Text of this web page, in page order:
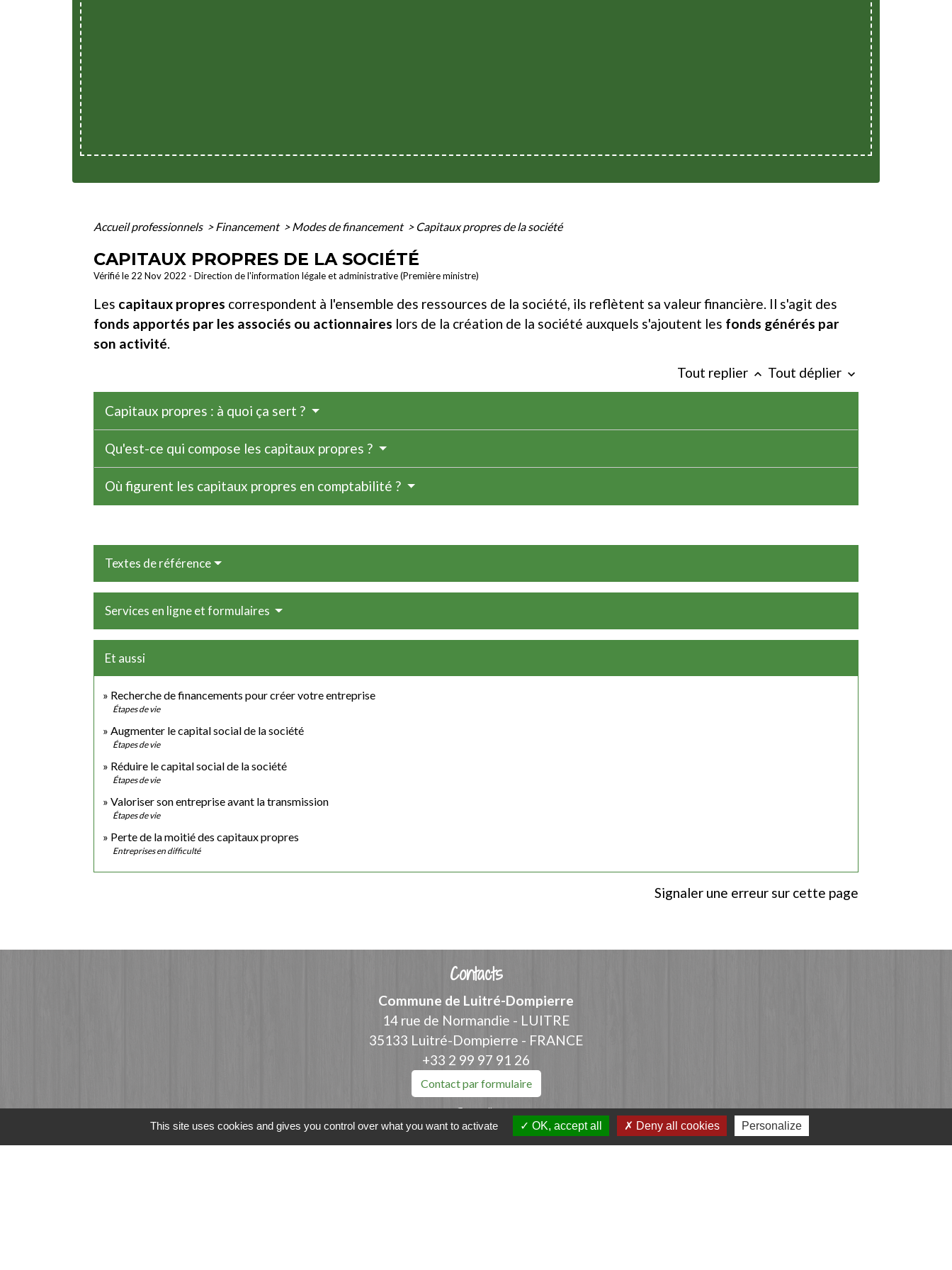
Accueil professionnels > Financement > Modes de financement > Capitaux propres de la société
CAPITAUX PROPRES DE LA SOCIÉTÉ
Vérifié le 22 Nov 2022 - Direction de l'information légale et administrative (Première ministre)
Les capitaux propres correspondent à l'ensemble des ressources de la société, ils reflètent sa valeur financière. Il s'agit des
fonds apportés par les associés ou actionnaires lors de la création de la société auxquels s'ajoutent les fonds générés par
son activité
Tout replier keyboard_arrow_up Tout déplier keyboard_arrow_down
Capitaux propres : à quoi ça sert ?
Qu'est-ce qui compose les capitaux propres ?
Où figurent les capitaux propres en comptabilité ?
Textes de référence
Services en ligne et formulaires
Et aussi
Recherche de financements pour créer votre entreprise
Étapes de vie
Augmenter le capital social de la société
Étapes de vie
Réduire le capital social de la société
Étapes de vie
Valoriser son entreprise avant la transmission
Étapes de vie
Perte de la moitié des capitaux propres
Entreprises en difficulté
Signaler une erreur sur cette page
Contacts
Commune de Luitré-Dompierre
14 rue de Normandie - LUITRE
35133 Luitré-Dompierre - FRANCE
+33 2 99 97 91 26
Contact par formulaire
This site uses cookies and gives you control over what you want to activate OK, accept all Deny all cookies Personalize